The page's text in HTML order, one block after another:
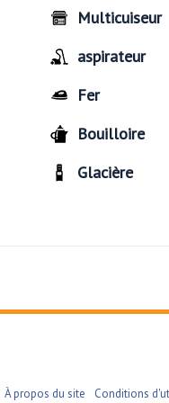
Multicuiseur
aspirateur
Fer
Bouilloire
Glacière
À propos du site Conditions